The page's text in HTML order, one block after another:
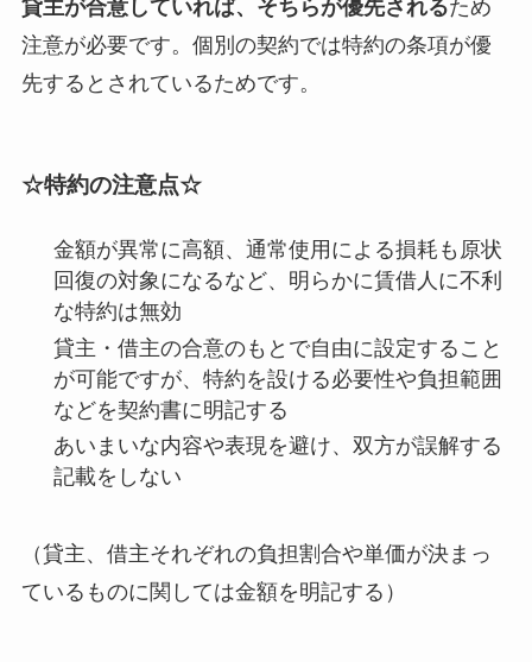
貸主が合意していれば、そちらが優先されるため
注意が必要です。個別の契約では特約の条項が優
先するとされているためです。
☆特約の注意点☆
金額が異常に高額、通常使用による損耗も原状
回復の対象になるなど、明らかに賃借人に不利
な特約は無効
貸主・借主の合意のもとで自由に設定すること
が可能ですが、特約を設ける必要性や負担範囲
などを契約書に明記する
あいまいな内容や表現を避け、双方が誤解する
記載をしない
（貸主、借主それぞれの負担割合や単価が決まっ
ているものに関しては金額を明記する）